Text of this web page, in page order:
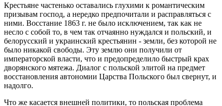
Крестьяне частенько оставались глухими к романтическим
призывам господ, а нередко предпочитали и расправляться с
ними. Восстание 1863 г. не было исключением, так как не
несло с собой то, в чем так отчаянно нуждался и польский, и
белорусский и украинский крестьянин - земли, без которой не
было никакой свободы. Эту землю они получили от
императорской власти, что и предопределило быстрый крах
дворянского мятежа. Диалог с польской элитой на предмет
восстановления автономии Царства Польского был свернут, и
надолго.
Что же касается внешней политики, то польская проблема